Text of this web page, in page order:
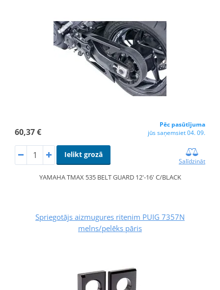
60,37 €
Pēc pasūtījuma
jūs saņemsiet 04. 09.
Ielikt grozā
Salīdzināt
YAMAHA TMAX 535 BELT GUARD 12'-16' C/BLACK
Spriegotājs aizmugures ritenim PUIG 7357N
melns/pelēks pāris